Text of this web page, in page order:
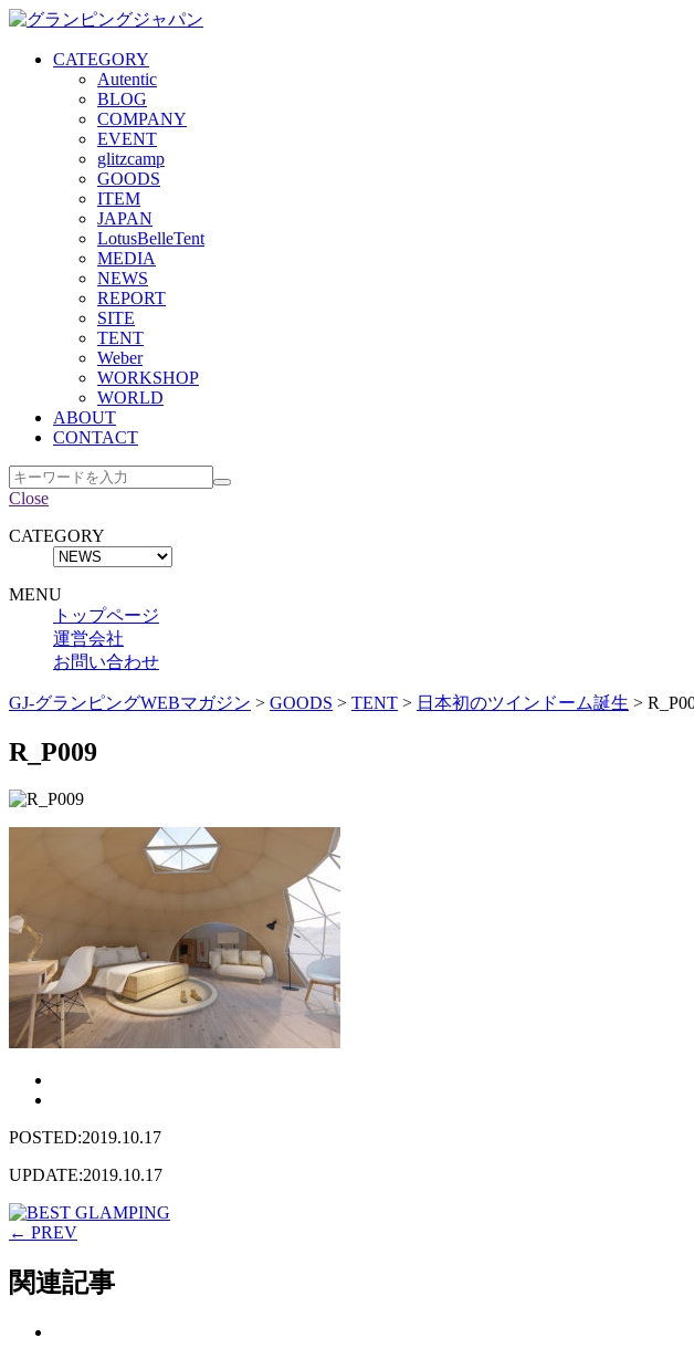
CATEGORY
Autentic
BLOG
COMPANY
EVENT
glitzcamp
GOODS
ITEM
JAPAN
LotusBelleTent
MEDIA
NEWS
REPORT
SITE
TENT
Weber
WORKSHOP
WORLD
ABOUT
CONTACT
Close
CATEGORY
MENU
トップページ
運営会社
お問い合わせ
GJ-グランピングWEBマガジン > GOODS > TENT > 日本初のツインドーム誕生 >
R_P009
POSTED:2019.10.17
UPDATE:2019.10.17
← PREV
関連記事